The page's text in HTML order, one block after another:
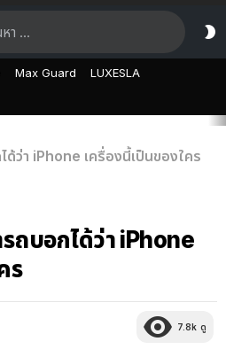
Max Guard LUXESLA
ด้ว่า iPhone เครื่องนี้เป็นของใคร
ถบอกได้ว่า iPhone
ร
7.8k ดู